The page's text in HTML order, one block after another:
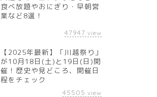
食べ放題やおにぎり・早朝営
業など8選！
47947 view
【2025年最新】「川越祭り」
が10月18日(土)と19日(日)開
催！歴史や見どころ、開催日
程をチェック
45505 view